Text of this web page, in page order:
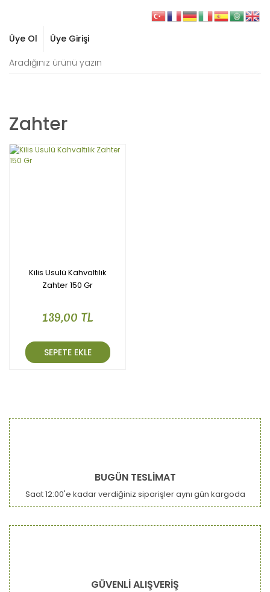
Üye Ol Üye Girişi
Zahter
Kilis Usulü Kahvaltılık
Zahter 150 Gr
139,00 TL
SEPETE EKLE
BUGÜN TESLİMAT
Saat 12:00'e kadar verdiğiniz siparişler aynı gün kargoda
GÜVENLİ ALIŞVERİŞ